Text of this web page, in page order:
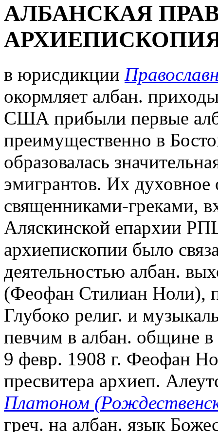
АЛБАНСКАЯ
в юрисдикции
окормляет албан.
США прибыли первые
преимущественно в
образовалась
эмигрантов. Их
священниками-греками,
Аляскинской епархии
архиепископии было
деятельностью албан.
(Феофан Стилиан Ноли),
Глубоко религ. и
певчим в албан. общине
9 февр. 1908 г. Феофан
пресвитера архиеп.
Платоном
греч. на албан. язык